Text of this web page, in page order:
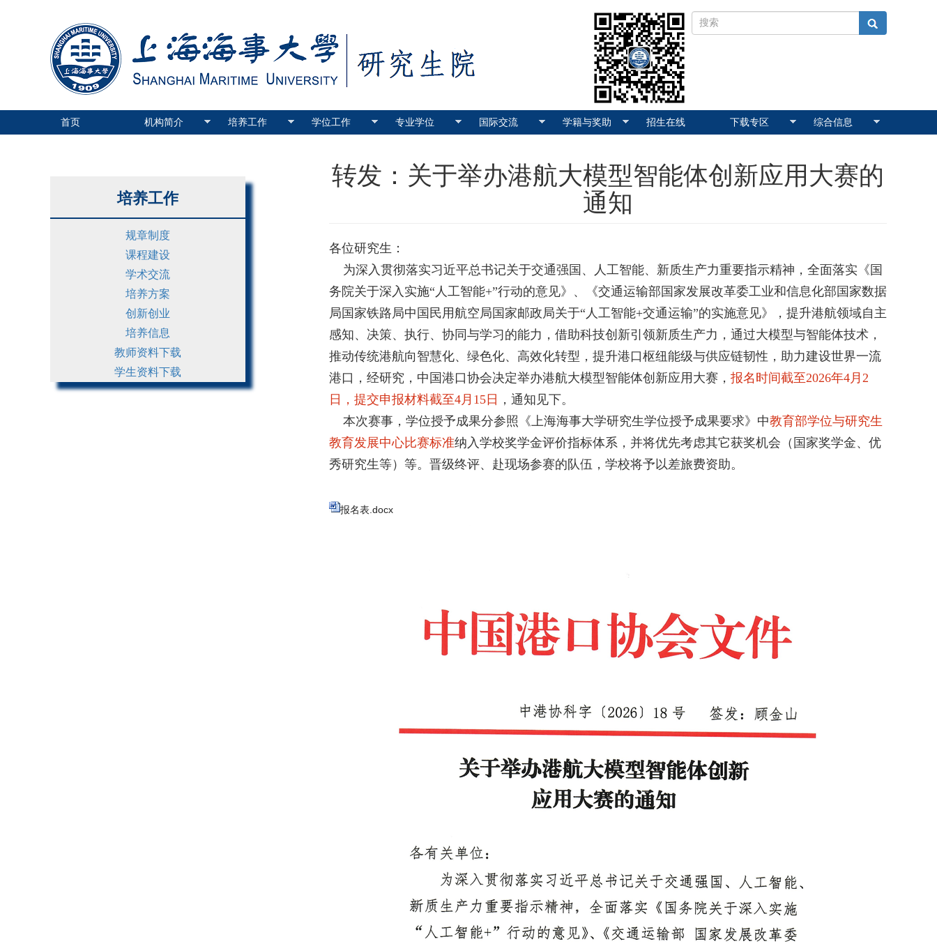
首页 机构简介 培养工作 学位工作 专业学位 国际交流 学籍与奖助 招生在线 下载专区 综合信息
培养工作
规章制度
课程建设
学术交流
培养方案
创新创业
培养信息
教师资料下载
学生资料下载
转发：关于举办港航大模型智能体创新应用大赛的
通知
各位研究生：
为深入贯彻落实习近平总书记关于交通强国、人工智能、新质生产力重要指示精神，全面落实《国
务院关于深入实施“人工智能+”行动的意见》、《交通运输部国家发展改革委工业和信息化部国家数据
局国家铁路局中国民用航空局国家邮政局关于“人工智能+交通运输”的实施意见》，提升港航领域自主
感知、决策、执行、协同与学习的能力，借助科技创新引领新质生产力，通过大模型与智能体技术，
推动传统港航向智慧化、绿色化、高效化转型，提升港口枢纽能级与供应链韧性，助力建设世界一流
港口，经研究，中国港口协会决定举办港航大模型智能体创新应用大赛， 报名时间截至2026年4月2
日，提交申报材料截至4月15日 ，通知见下。
本次赛事，学位授予成果分参照《上海海事大学研究生学位授予成果要求》中教育部学位与研究生
教育发展中心比赛标准纳入学校奖学金评价指标体系，并将优先考虑其它获奖机会（国家奖学金、优
秀研究生等）等。晋级终评、赴现场参赛的队伍，学校将予以差旅费资助。
报名表.docx